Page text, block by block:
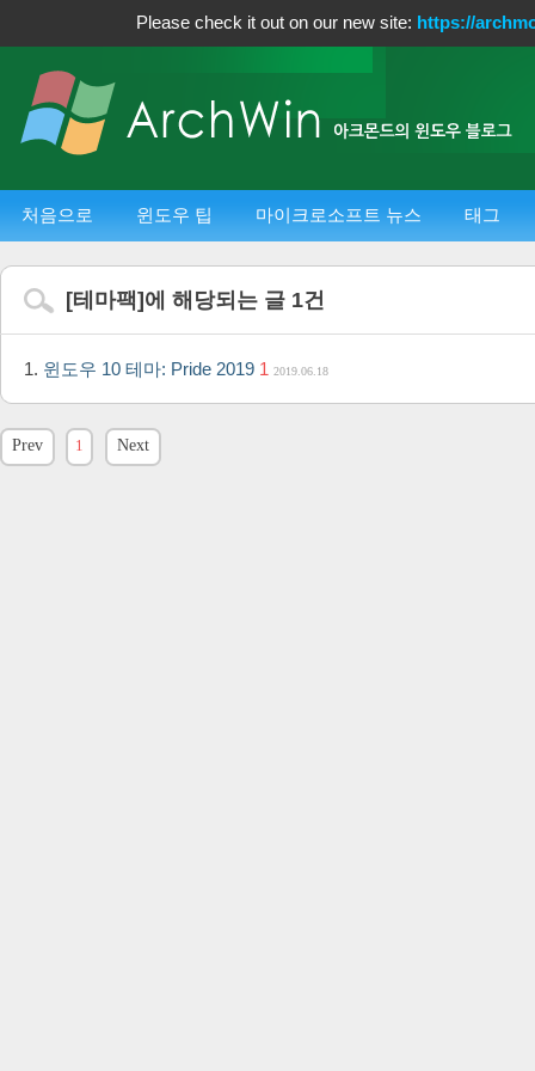
Please check it out on our new site: https://
처음으로 윈도우 팁 마이크로소프트 뉴스 태그
[테마팩]에 해당되는 글 1건
윈도우 10 테마: Pride 2019 1 2019.06.18
Prev 1 Next